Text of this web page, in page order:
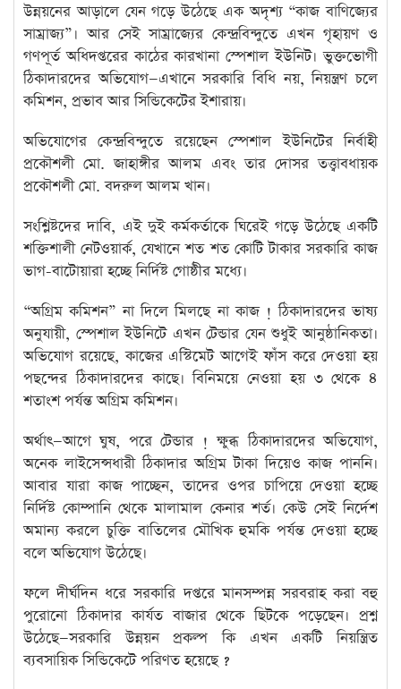
উন্নয়নের আড়ালে যেন গড়ে উঠেছে এক অদৃশ্য “কাজ বাণিজ্যের
সাম্রাজ্য”। আর সেই সাম্রাজ্যের কেন্দ্রবিন্দুতে এখন গৃহায়ণ ও
গণপূর্ত অধিদপ্তরের কাঠের কারখানা স্পেশাল ইউনিট। ভুক্তভোগী
ঠিকাদারদের অভিযোগ—এখানে সরকারি বিধি নয়, নিয়ন্ত্রণ চলে
কমিশন, প্রভাব আর সিন্ডিকেটের ইশারায়।
অভিযোগের কেন্দ্রবিন্দুতে রয়েছেন স্পেশাল ইউনিটের নির্বাহী
প্রকৌশলী মো. জাহাঙ্গীর আলম এবং তার দোসর তত্ত্বাবধায়ক
প্রকৌশলী মো. বদরুল আলম খান।
সংশ্লিষ্টদের দাবি, এই দুই কর্মকর্তাকে ঘিরেই গড়ে উঠেছে একটি
শক্তিশালী নেটওয়ার্ক, যেখানে শত শত কোটি টাকার সরকারি কাজ
ভাগ-বাটোয়ারা হচ্ছে নির্দিষ্ট গোষ্ঠীর মধ্যে।
“অগ্রিম কমিশন” না দিলে মিলছে না কাজ ! ঠিকাদারদের ভাষ্য
অনুযায়ী, স্পেশাল ইউনিটে এখন টেন্ডার যেন শুধুই আনুষ্ঠানিকতা।
অভিযোগ রয়েছে, কাজের এস্টিমেট আগেই ফাঁস করে দেওয়া হয়
পছন্দের ঠিকাদারদের কাছে। বিনিময়ে নেওয়া হয় ৩ থেকে ৪
শতাংশ পর্যন্ত অগ্রিম কমিশন।
অর্থাৎ—আগে ঘুষ, পরে টেন্ডার ! ক্ষুব্ধ ঠিকাদারদের অভিযোগ,
অনেক লাইসেন্সধারী ঠিকাদার অগ্রিম টাকা দিয়েও কাজ পাননি।
আবার যারা কাজ পাচ্ছেন, তাদের ওপর চাপিয়ে দেওয়া হচ্ছে
নির্দিষ্ট কোম্পানি থেকে মালামাল কেনার শর্ত। কেউ সেই নির্দেশ
অমান্য করলে চুক্তি বাতিলের মৌখিক হুমকি পর্যন্ত দেওয়া হচ্ছে
বলে অভিযোগ উঠেছে।
ফলে দীর্ঘদিন ধরে সরকারি দপ্তরে মানসম্পন্ন সরবরাহ করা বহু
পুরোনো ঠিকাদার কার্যত বাজার থেকে ছিটকে পড়েছেন। প্রশ্ন
উঠেছে—সরকারি উন্নয়ন প্রকল্প কি এখন একটি নিয়ন্ত্রিত
ব্যবসায়িক সিন্ডিকেটে পরিণত হয়েছে ?